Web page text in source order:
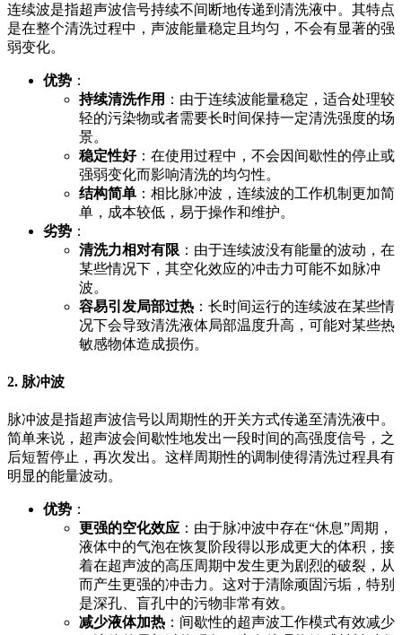
连续波是指超声波信号持续不间断地传递到清洗液中。其特点
是在整个清洗过程中，声波能量稳定且均匀，不会有显著的强
弱变化。
优势 ：
持续清洗作用 ：由于连续波能量稳定，适合处理较
轻的污染物或者需要长时间保持一定清洗强度的场
景。
稳定性好：在使用过程中，不会因间歇性的停止或
强弱变化而影响清洗的均匀性。
结构简单 ：相比脉冲波，连续波的工作机制更加简
单，成本较低，易于操作和维护。
劣势 ：
清洗力相对有限 ：由于连续波没有能量的波动，在
某些情况下，其空化效应的冲击力可能不如脉冲
波。
容易引发局部过热 ：长时间运行的连续波在某些情
况下会导致清洗液体局部温度升高，可能对某些热
敏感物体造成损伤。
2. 脉冲波
脉冲波是指超声波信号以周期性的开关方式传递至清洗液中。
简单来说，超声波会间歇性地发出一段时间的高强度信号，之
后短暂停止，再次发出。这样周期性的调制使得清洗过程具有
明显的能量波动。
优势 ：
更强的空化效应 ：由于脉冲波中存在“休息”周期，
液体中的气泡在恢复阶段得以形成更大的体积，接
着在超声波的高压周期中发生更为剧烈的破裂，从
而产生更强的冲击力。这对于清除顽固污垢，特别
是深孔、盲孔中的污物非常有效。
减少液体加热 ：间歇性的超声波工作模式有效减少